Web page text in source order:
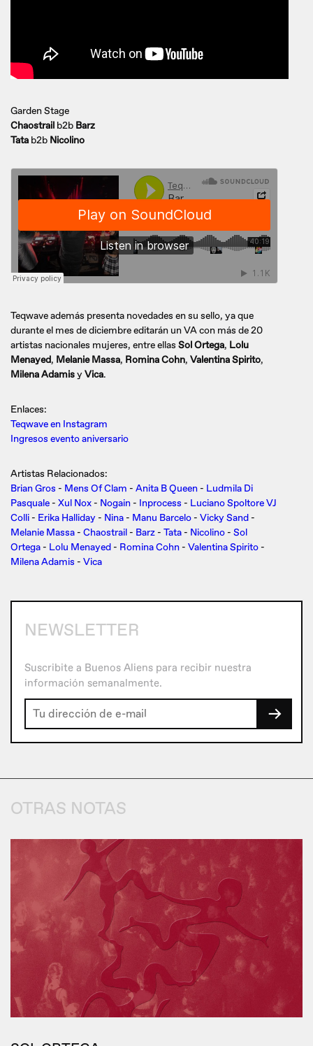
Garden Stage
Chaostrail b2b Barz
Tata b2b Nicolino
Teqwave además presenta novedades en su sello, ya que
durante el mes de diciembre editarán un VA con más de 20
artistas nacionales mujeres, entre ellas Sol Ortega, Lolu
Menayed, Melanie Massa, Romina Cohn, Valentina Spirito,
Milena AdamisyVica.
Enlaces:
Teqwave en Instagram
Ingresos evento aniversario
Artistas Relacionados:
Brian Gros - Mens Of Clam - Anita B Queen - Ludmila Di
Pasquale - Xul Nox - Nogain - Inprocess - Luciano Spoltore VJ
Colli - Erika Halliday - Nina - Manu Barcelo - Vicky Sand -
Melanie Massa - Chaostrail - Barz - Tata - Nicolino - Sol
Ortega - Lolu Menayed - Romina Cohn - Valentina Spirito -
Milena Adamis - Vica
NEWSLETTER
Suscribite a Buenos Aliens para recibir nuestra
información semanalmente.
→
OTRAS NOTAS